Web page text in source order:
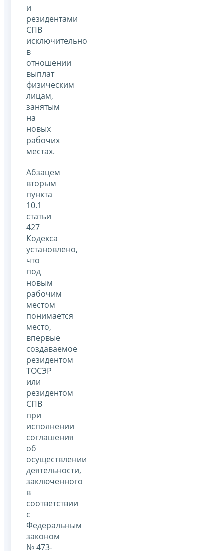
и
резидентами
СПВ
исключительно
в
отношении
выплат
физическим
лицам,
занятым
на
новых
рабочих
местах.
Абзацем
вторым
пункта
10.1
статьи
427
Кодекса
установлено,
что
под
новым
рабочим
местом
понимается
место,
впервые
создаваемое
резидентом
ТОСЭР
или
резидентом
СПВ
при
исполнении
соглашения
об
осуществлении
деятельности,
заключенного
в
соответствии
с
Федеральным
законом
№ 473-